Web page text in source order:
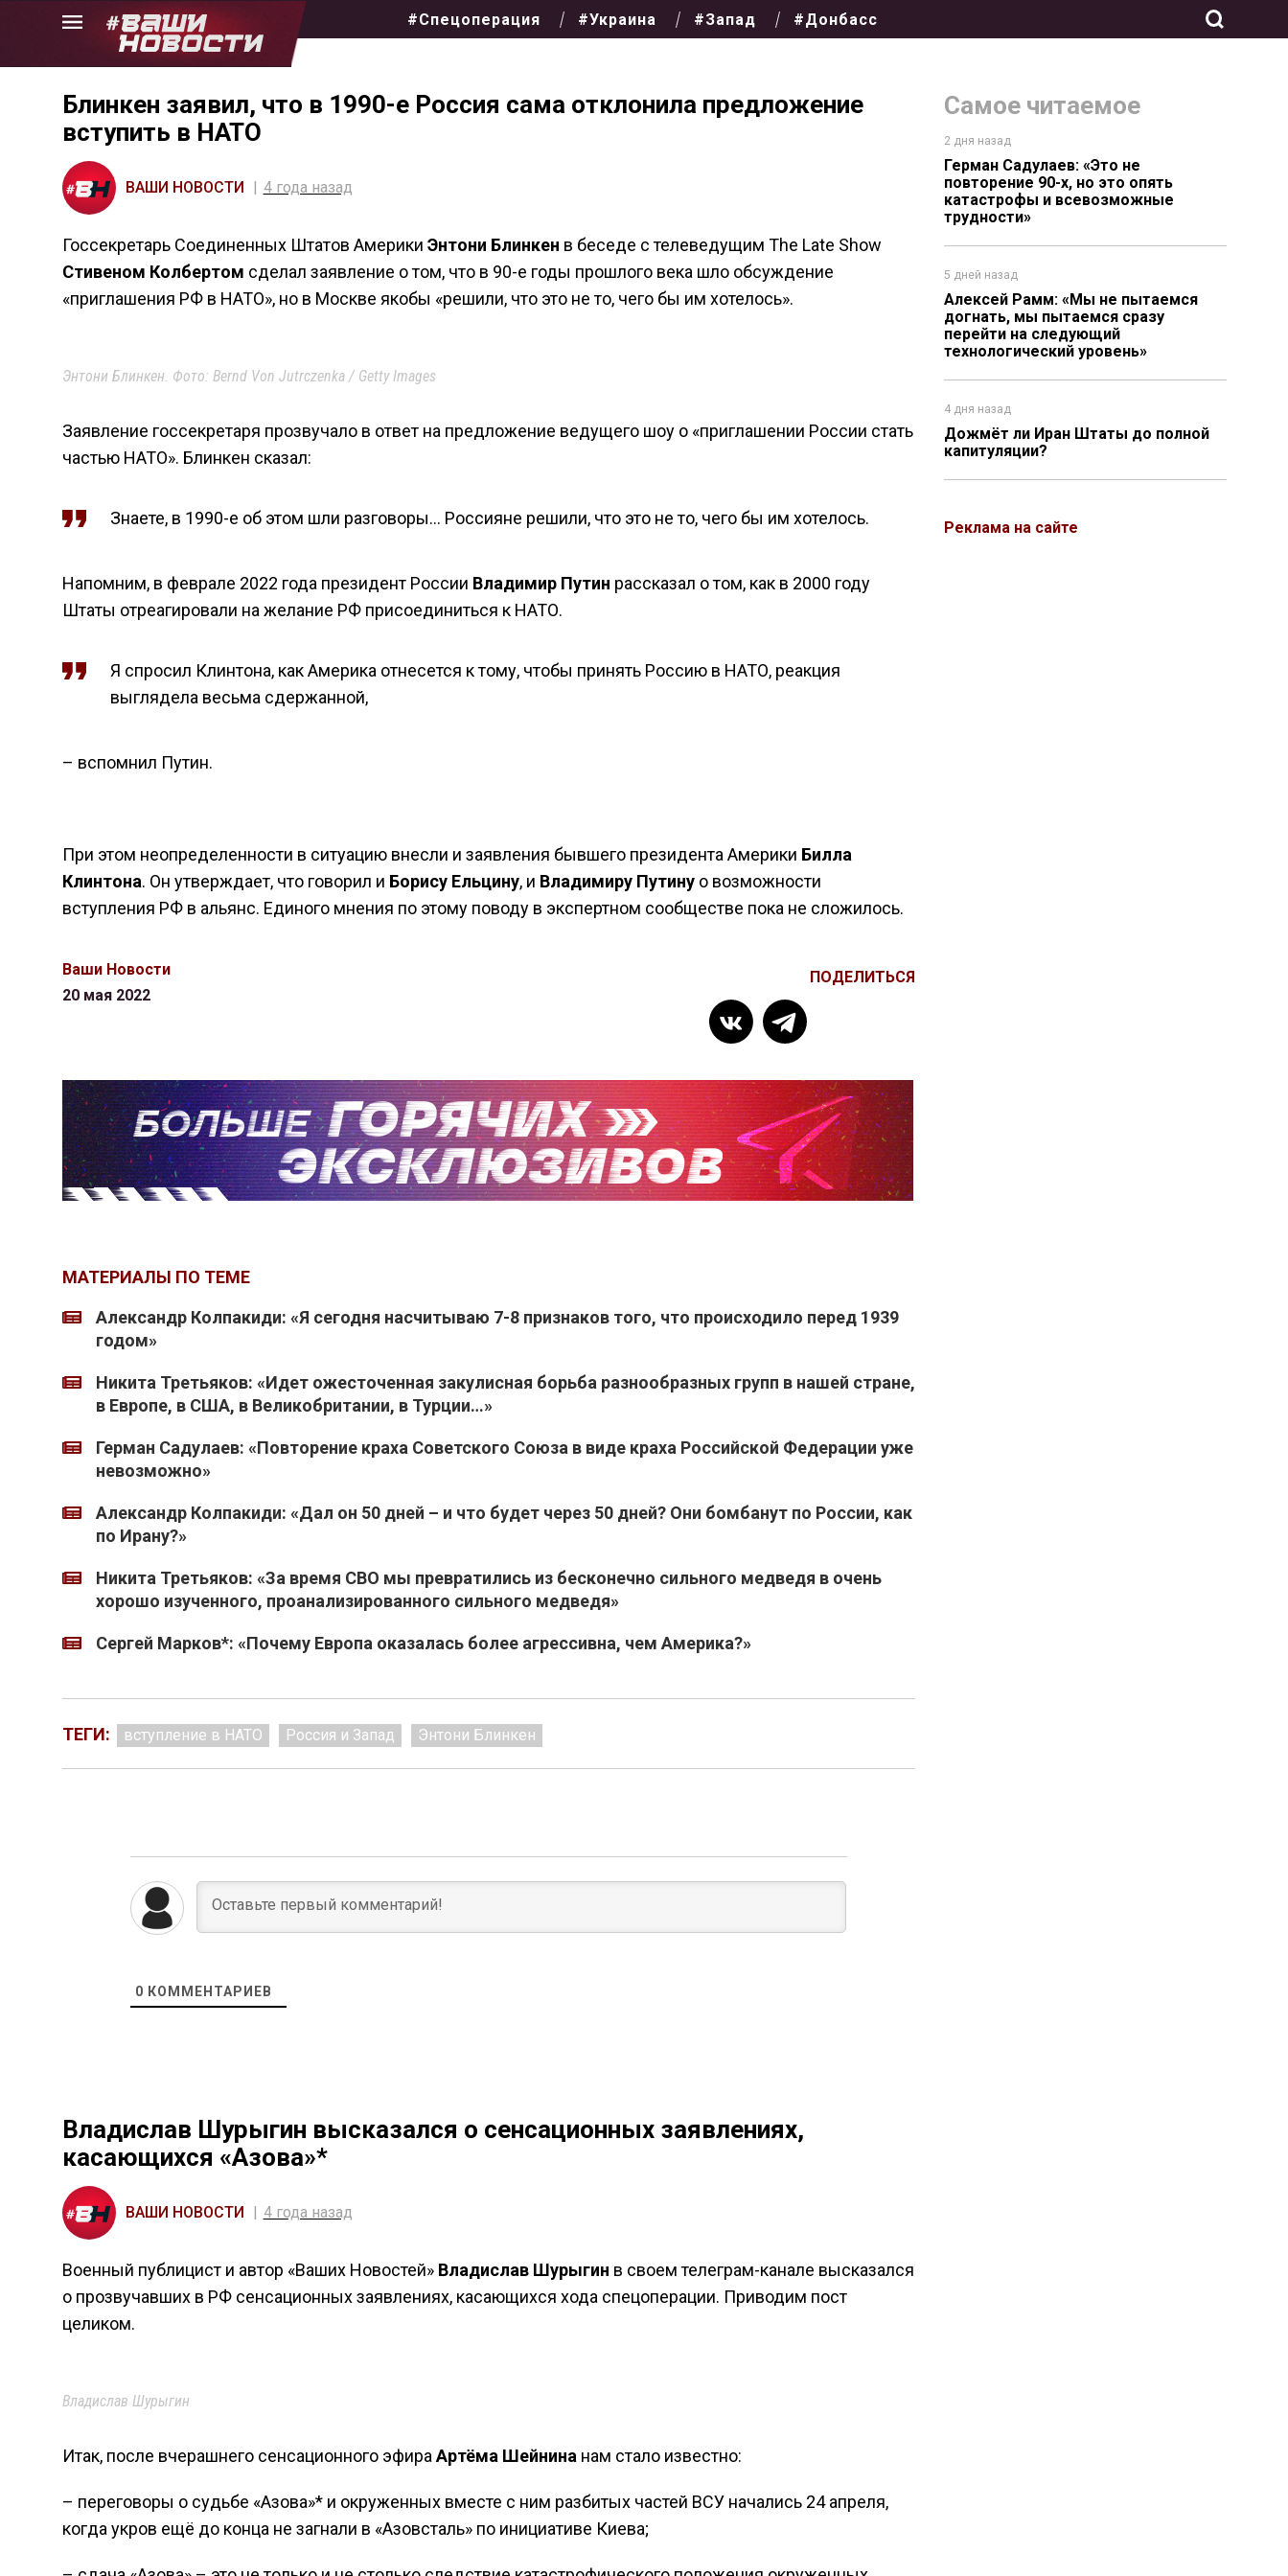
Skip
#Спецоперация #Украина #Запад #Донбасс
Самое читаемое
2 дня назад
Герман Садулаев: «Это не
повторение 90-х, но это опять
катастрофы и всевозможные
трудности»
5 дней назад
Алексей Рамм: «Мы не пытаемся
догнать, мы пытаемся сразу
перейти на следующий
технологический уровень»
4 дня назад
Дожмёт ли Иран Штаты до полной
капитуляции?
Реклама на сайте
Блинкен заявил, что в 1990-е Россия сама отклонила предложение
вступить в НАТО
ВАШИ НОВОСТИ 4 года назад
Госсекретарь Соединенных Штатов Америки Энтони Блинкен в беседе с телеведущим The Late Show
Стивеном Колбертом сделал заявление о том, что в 90-е годы прошлого века шло обсуждение
«приглашения РФ в НАТО», но в Москве якобы «решили, что это не то, чего бы им хотелось».
Энтони Блинкен. Фото: Bernd Von Jutrczenka / Getty Images
Заявление госсекретаря прозвучало в ответ на предложение ведущего шоу о «приглашении России стать
частью НАТО». Блинкен сказал:
Знаете, в 1990-е об этом шли разговоры… Россияне решили, что это не то, чего бы им хотелось.
Напомним, в феврале 2022 года президент России Владимир Путин рассказал о том, как в 2000 году
Штаты отреагировали на желание РФ присоединиться к НАТО.
Я спросил Клинтона, как Америка отнесется к тому, чтобы принять Россию в НАТО, реакция
выглядела весьма сдержанной,
– вспомнил Путин.
При этом неопределенности в ситуацию внесли и заявления бывшего президента Америки Билла
Клинтона. Он утверждает, что говорил и Борису Ельцину, и Владимиру Путинуо возможности
вступления РФ в альянс. Единого мнения по этому поводу в экспертном сообществе пока не сложилось.
Ваши Новости
20 мая 2022
ПОДЕЛИТЬСЯ
МАТЕРИАЛЫ ПО ТЕМЕ
Александр Колпакиди: «Я сегодня насчитываю 7-8 признаков того, что происходило перед 1939
годом»
Никита Третьяков: «Идет ожесточенная закулисная борьба разнообразных групп в нашей стране,
в Европе, в США, в Великобритании, в Турции…»
Герман Садулаев: «Повторение краха Советского Союза в виде краха Российской Федерации уже
невозможно»
Александр Колпакиди: «Дал он 50 дней – и что будет через 50 дней? Они бомбанут по России, как
по Ирану?»
Никита Третьяков: «За время СВО мы превратились из бесконечно сильного медведя в очень
хорошо изученного, проанализированного сильного медведя»
Сергей Марков*: «Почему Европа оказалась более агрессивна, чем Америка?»
ТЕГИ: вступление в НАТО Россия и Запад Энтони Блинкен
0 КОММЕНТАРИЕВ
Владислав Шурыгин высказался о сенсационных заявлениях,
касающихся «Азова»*
ВАШИ НОВОСТИ 4 года назад
Военный публицист и автор «Ваших Новостей» Владислав Шурыгин в своем телеграм-канале высказался
о прозвучавших в РФ сенсационных заявлениях, касающихся хода спецоперации. Приводим пост
целиком.
Владислав Шурыгин
Итак, после вчерашнего сенсационного эфира Артёма Шейнина нам стало известно:
– переговоры о судьбе «Азова»* и окруженных вместе с ним разбитых частей ВСУ начались 24 апреля,
когда укров ещё до конца не загнали в «Азовсталь» по инициативе Киева;